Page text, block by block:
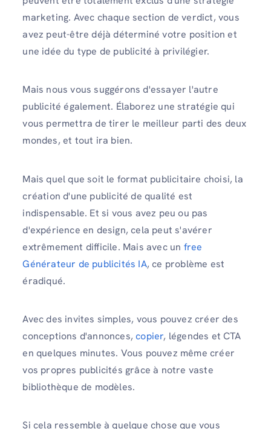
marketing. Avec chaque section de verdict, vous
avez peut-être déjà déterminé votre position et
une idée du type de publicité à privilégier.
Mais nous vous suggérons d'essayer l'autre
publicité également. Élaborez une stratégie qui
vous permettra de tirer le meilleur parti des deux
mondes, et tout ira bien.
Mais quel que soit le format publicitaire choisi, la
création d'une publicité de qualité est
indispensable. Et si vous avez peu ou pas
d'expérience en design, cela peut s'avérer
extrêmement difficile. Mais avec un free
Générateur de publicités IA, ce problème est
éradiqué.
Avec des invites simples, vous pouvez créer des
conceptions d'annonces,copier, légendes et CTA
en quelques minutes. Vous pouvez même créer
vos propres publicités grâce à notre vaste
bibliothèque de modèles.
Si cela ressemble à quelque chose que vous